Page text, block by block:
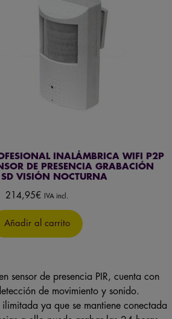
INALÁMBRICA WIFI P2P
DE PRESENCIA GRABACIÓN
VISIÓN NOCTURNA
214,95€ IVA incl.
Añadir al carrito
sensor de presencia PIR, cuenta con
de movimiento y sonido.
ya que se mantiene conectada